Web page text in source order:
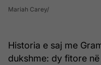
Mariah Carey
Historia e saj me
dukshme: dy fitore